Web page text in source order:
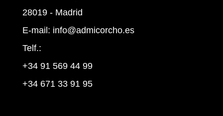
28019 - Madrid
E-mail: info@admicorcho.es
Telf.:
+34 91 569 44 99
+34 671 33 91 95